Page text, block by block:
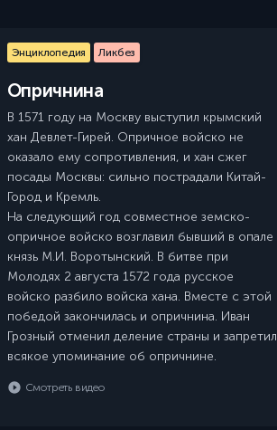
Энциклопедия Ликбез
Опричнина
В 1571 году на Москву выступил крымский
хан Девлет-Гирей. Опричное войско не
оказало ему сопротивления, и хан сжег
посады Москвы: сильно пострадали Китай-
Город и Кремль.
На следующий год совместное земско-
опричное войско возглавил бывший в опале
князь М.И. Воротынский. В битве при
Молодях 2 августа 1572 года русское
войско разбило войска хана. Вместе с этой
победой закончилась и опричнина. Иван
Грозный отменил деление страны и запретил
всякое упоминание об опричнине.
Смотреть видео